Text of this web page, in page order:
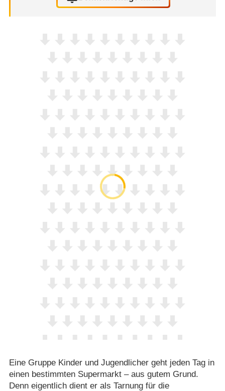
Eine Gruppe Kinder und Jugendlicher geht jeden Tag in
einen bestimmten Supermarkt – aus gutem Grund.
Denn eigentlich dient er als Tarnung für die